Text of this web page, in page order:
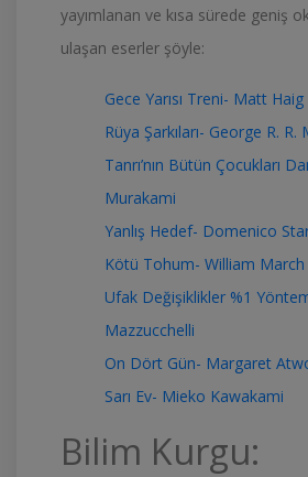
yayımlanan ve kısa sürede geniş
ulaşan eserler şöyle:
Gece Yarısı Treni- Matt Haig
Rüya Şarkıları- George R. R.
Tanrı’nın Bütün Çocukları
Murakami
Yanlış Hedef- Domenico
Kötü Tohum- William March
Ufak Değişiklikler %1
Mazzucchelli
On Dört Gün- Margaret
Sarı Ev- Mieko Kawakami
Bilim Kurgu: